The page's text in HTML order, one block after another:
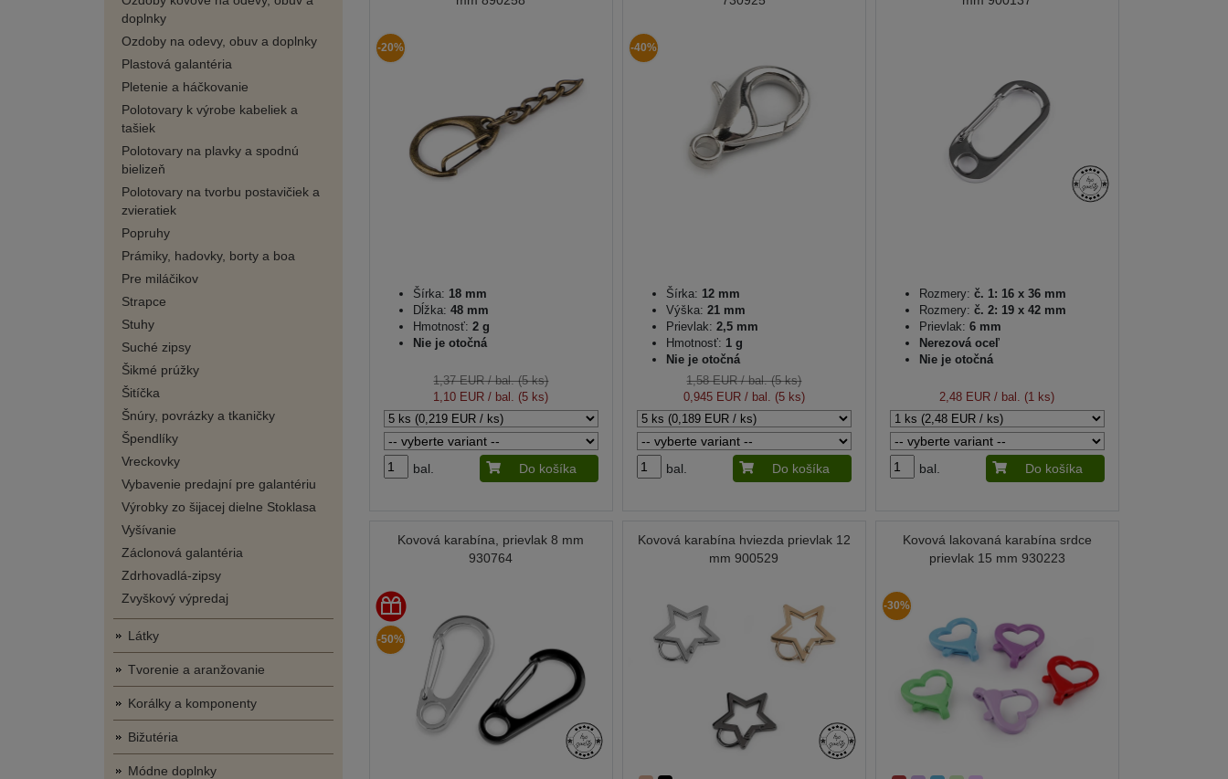
doplnky
Ozdoby na odevy, obuv a doplnky
Plastová galantéria
Pletenie a háčkovanie
Polotovary k výrobe kabeliek a
tašiek
Polotovary na plavky a spodnú
bielizeň
Polotovary na tvorbu postavičiek a
zvieratiek
Popruhy
Prámiky, hadovky, borty a boa
Pre miláčikov
Strapce
Stuhy
Suché zipsy
Šikmé prúžky
Šitíčka
Šnúry, povrázky a tkaničky
Špendlíky
Vreckovky
Vybavenie predajní pre galantériu
Výrobky zo šijacej dielne Stoklasa
Vyšívanie
Záclonová galantéria
Zdrhovadlá-zipsy
Zvyškový výpredaj
Látky
Tvorenie a aranžovanie
Korálky a komponenty
Bižutéria
Módne doplnky
-20%
Šírka: 18 mm
Dĺžka: 48 mm
Hmotnosť: 2 g
Nie je otočná
1,37 EUR/ bal. (5 ks)
1,10 EUR / bal. (5 ks)
bal. Do košíka
-40%
Šírka: 12 mm
Výška: 21 mm
Prievlak: 2,5 mm
Hmotnosť: 1 g
Nie je otočná
1,58 EUR/ bal. (5 ks)
0,945 EUR/ bal. (5 ks)
bal. Do košíka
Rozmery: č. 1: 16 x 36 mm
Rozmery: č. 2: 19 x 42 mm
Prievlak: 6 mm
Nerezová oceľ
Nie je otočná
2,48 EUR / bal. (1 ks)
bal. Do košíka
Kovová karabína, prievlak 8 mm
930764
-50%
Kovová karabína hviezda prievlak 12
mm 900529
Kovová lakovaná karabína srdce
prievlak 15 mm 930223
-30%